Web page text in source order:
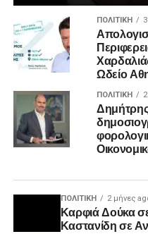
ΠΟΛΙΤΙΚΉ
Ωδείο
ΠΟΛΙΤΙΚΉ
ΠΟΛΙΤΙΚΉ 2 μήνες
Καρφιά Δούκα
Καστανίδη σε